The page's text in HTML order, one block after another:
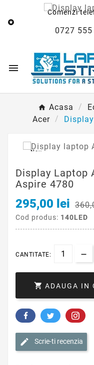

Comenzi
0727

Acasa
Acer
Nou
Display Laptop
Aspire 4780
295,00 lei
Cod produs: 140LED
CANTITATE:
 ADAUGA IN
Scrie-ti recenzia